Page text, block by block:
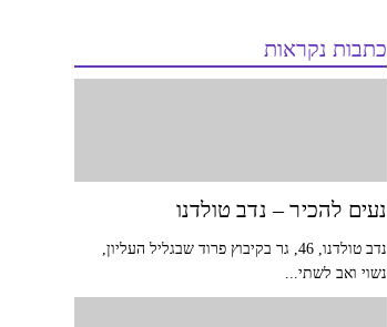
כתבות נקראות
נעים להכיר – נדב טולדנו
נדב טולדנו, 46, גר בקיבוץ פרוד שבגליל העליון,
נשוי ואב לשתי...